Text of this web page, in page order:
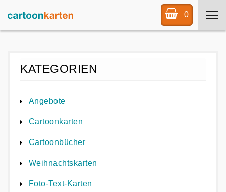
0
KATEGORIEN
Angebote
Cartoonkarten
Cartoonbücher
Weihnachtskarten
Foto-Text-Karten